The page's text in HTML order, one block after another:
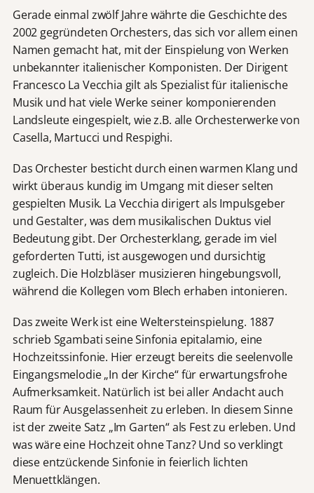
Gerade einmal zwölf Jahre währte die Geschichte des
2002 gegründeten Orchesters, das sich vor allem einen
Namen gemacht hat, mit der Einspielung von Werken
unbekannter italienischer Komponisten. Der Dirigent
Francesco La Vecchia gilt als Spezialist für italienische
Musik und hat viele Werke seiner komponierenden
Landsleute eingespielt, wie z.B. alle Orchesterwerke von
Casella, Martucci und Respighi.
Das Orchester besticht durch einen warmen Klang und
wirkt überaus kundig im Umgang mit dieser selten
gespielten Musik. La Vecchia dirigert als Impulsgeber
und Gestalter, was dem musikalischen Duktus viel
Bedeutung gibt. Der Orchesterklang, gerade im viel
geforderten Tutti, ist ausgewogen und dursichtig
zugleich. Die Holzbläser musizieren hingebungsvoll,
während die Kollegen vom Blech erhaben intonieren.
Das zweite Werk ist eine Weltersteinspielung. 1887
schrieb Sgambati seine Sinfonia epitalamio, eine
Hochzeitssinfonie. Hier erzeugt bereits die seelenvolle
Eingangsmelodie „In der Kirche“ für erwartungsfrohe
Aufmerksamkeit. Natürlich ist bei aller Andacht auch
Raum für Ausgelassenheit zu erleben. In diesem Sinne
ist der zweite Satz „Im Garten“ als Fest zu erleben. Und
was wäre eine Hochzeit ohne Tanz? Und so verklingt
diese entzückende Sinfonie in feierlich lichten
Menuettklängen.